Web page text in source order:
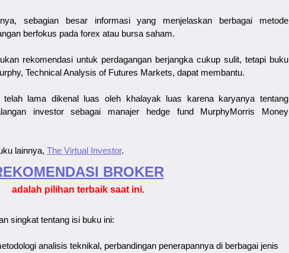
sebagian besar informasi yang menjelaskan berbagai metode
berfokus pada forex atau bursa saham.
rekomendasi untuk perdagangan berjangka cukup sulit, tetapi buku
Technical Analysis of Futures Markets, dapat membantu.
telah lama dikenal luas oleh khalayak luas karena karyanya tentang
investor sebagai manajer hedge fund MurphyMorris Money
lainnya, The Virtual Investor.
​​BROKER
adalah pilihan terbaik saat ini.
singkat tentang isi buku ini:
analisis teknikal, perbandingan penerapannya di berbagai jenis